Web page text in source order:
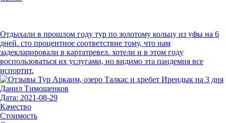
Отдыхали в прошлом году тур по золотому кольцу из уфы на 6
дней. сто процентное соответствие тому, что нам
задекларировали в картатревел. хотели и в этом году
воспользоваться их услугами, но видимо эта пандемия все
испортит.
Данил Тимощенков
Дата: 2021-08-29
Качество
Стоимость